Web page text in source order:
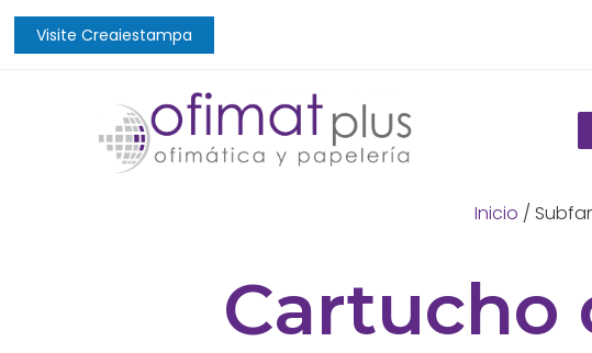
Visite Creaiestampa
Inicio /
Cartucho